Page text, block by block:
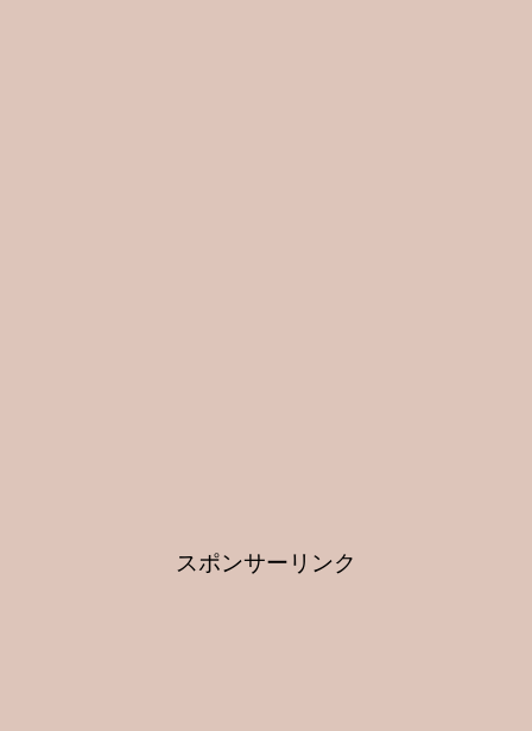
スポンサーリンク